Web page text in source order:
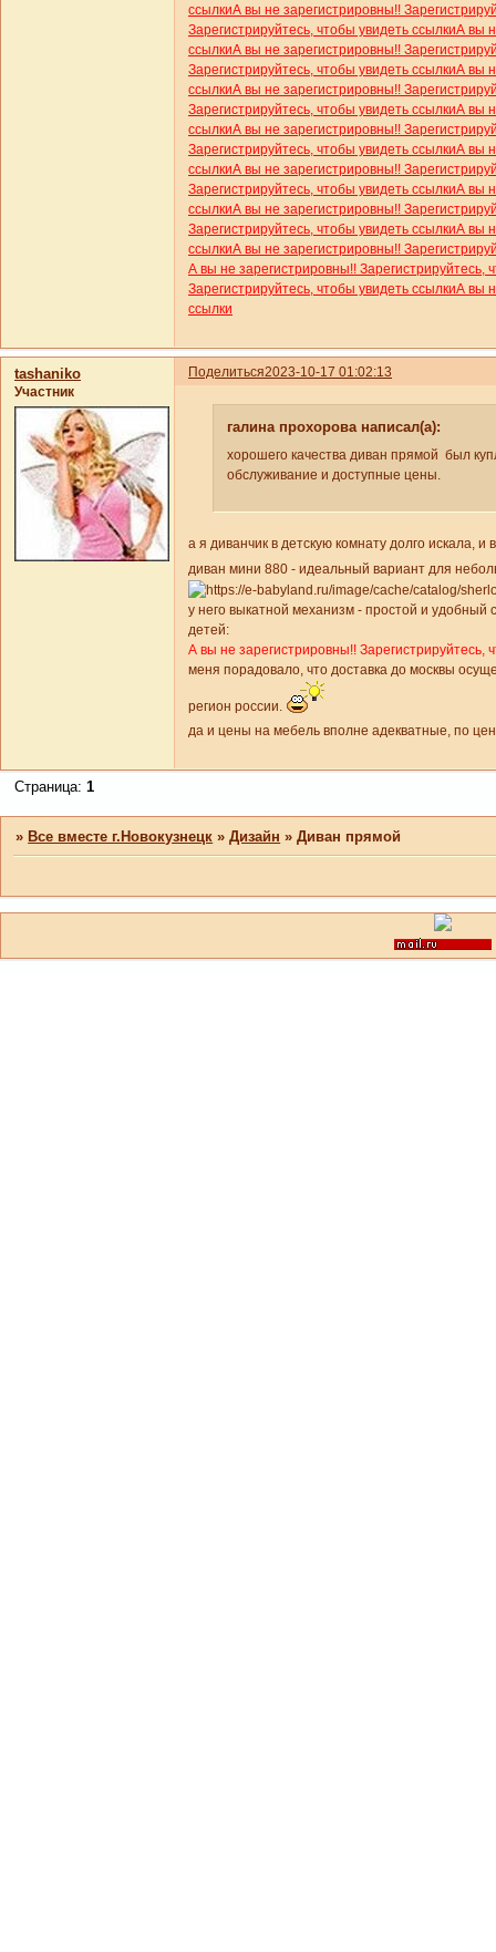
ссылкиА вы не зарегистрировны!!
Зарегистрируйтесь, чтобы увидеть ссылкиА вы
ссылкиА вы не зарегистрировны!!
Зарегистрируйтесь, чтобы увидеть ссылкиА вы
ссылкиА вы не зарегистрировны!!
Зарегистрируйтесь, чтобы увидеть ссылкиА вы
ссылкиА вы не зарегистрировны!!
Зарегистрируйтесь, чтобы увидеть ссылкиА вы
ссылкиА вы не зарегистрировны!!
Зарегистрируйтесь, чтобы увидеть ссылкиА вы
ссылкиА вы не зарегистрировны!!
Зарегистрируйтесь, чтобы увидеть ссылкиА вы
ссылкиА вы не зарегистрировны!!
А вы не зарегистрировны!! Зарегистрируйтесь,
Зарегистрируйтесь, чтобы увидеть ссылкиА вы
ссылки
Поделиться2023-10-17 01:02:13
tashaniko
Участник
галина прохорова написал(а):
хорошего качества диван прямой был
обслуживание и доступные цены.
а я диванчик в детскую комнату долго искала,
диван мини 880 - идеальный вариант для
у него выкатной механизм - простой и
детей:
А вы не зарегистрировны!! Зарегистрируйтесь,
меня порадовало, что доставка до москвы
регион россии.
да и цены на мебель вполне адекватные, по
Страница:1
» Все вместе г.Новокузнецк »Дизайн »Диван прямой